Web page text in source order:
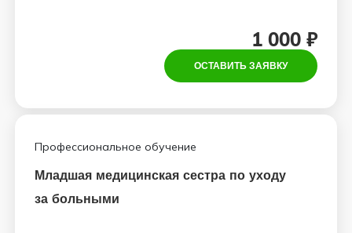
1 000 ₽
ОСТАВИТЬ ЗАЯВКУ
Профессиональное обучение
Младшая медицинская сестра по уходу
за больными